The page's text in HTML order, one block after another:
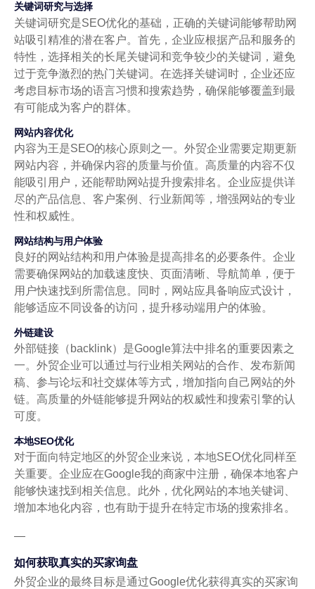
关键词研究与选择
关键词研究是SEO优化的基础，正确的关键词能够帮助网
站吸引精准的潜在客户。首先，企业应根据产品和服务的
特性，选择相关的长尾关键词和竞争较少的关键词，避免
过于竞争激烈的热门关键词。在选择关键词时，企业还应
考虑目标市场的语言习惯和搜索趋势，确保能够覆盖到最
有可能成为客户的群体。
网站内容优化
内容为王是SEO的核心原则之一。外贸企业需要定期更新
网站内容，并确保内容的质量与价值。高质量的内容不仅
能吸引用户，还能帮助网站提升搜索排名。企业应提供详
尽的产品信息、客户案例、行业新闻等，增强网站的专业
性和权威性。
网站结构与用户体验
良好的网站结构和用户体验是提高排名的必要条件。企业
需要确保网站的加载速度快、页面清晰、导航简单，便于
用户快速找到所需信息。同时，网站应具备响应式设计，
能够适应不同设备的访问，提升移动端用户的体验。
外链建设
外部链接（backlink）是Google算法中排名的重要因素之
一。外贸企业可以通过与行业相关网站的合作、发布新闻
稿、参与论坛和社交媒体等方式，增加指向自己网站的外
链。高质量的外链能够提升网站的权威性和搜索引擎的认
可度。
本地SEO优化
对于面向特定地区的外贸企业来说，本地SEO优化同样至
关重要。企业应在Google我的商家中注册，确保本地客户
能够快速找到相关信息。此外，优化网站的本地关键词、
增加本地化内容，也有助于提升在特定市场的搜索排名。
—
如何获取真实的买家询盘
外贸企业的最终目标是通过Google优化获得真实的买家询